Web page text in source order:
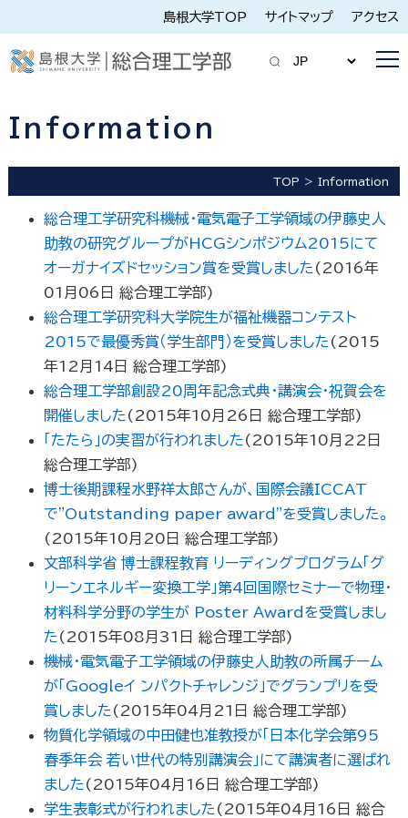
島根大学TOP サイトマップ アクセス
Information
TOP Information
総合理工学研究科機械・電気電子工学領域の伊藤史人
助教の研究グループがHCGシンポジウム2015にて
オーガナイズドセッション賞を受賞しました ( 2016年
01月06日 総合理工学部)
総合理工学研究科大学院生が福祉機器コンテスト
2015で最優秀賞（学生部門）を受賞しました ( 2015
年12月14日 総合理工学部)
総合理工学部創設20周年記念式典・講演会・祝賀会を
開催しました ( 2015年10月26日 総合理工学部)
「たたら」の実習が行われました ( 2015年10月22日
総合理工学部)
博士後期課程水野祥太郎さんが、国際会議ICCAT
で"Outstanding paper award"を受賞しました。
( 2015年10月20日 総合理工学部)
文部科学省 博士課程教育 リーディングプログラム「グ
リーンエネルギー変換工学」第4回国際セミナーで物理・
材料科学分野の学生が Poster Awardを受賞しまし
た ( 2015年08月31日 総合理工学部)
機械・電気電子工学領域の伊藤史人助教の所属チーム
が「Googleイ ンパクトチャレンジ」でグランプリを受
賞しました ( 2015年04月21日 総合理工学部)
物質化学領域の中田健也准教授が「日本化学会第95
春季年会 若い世代の特別講演会」にて講演者に選ばれ
ました ( 2015年04月16日 総合理工学部)
学生表彰式が行われました ( 2015年04月16日 総合